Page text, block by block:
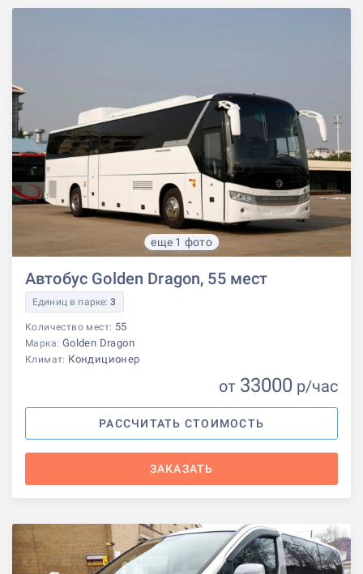
еще 1 фото
Автобус Golden Dragon, 55 мест
Единиц в парке:3
Количество мест: 55
Марка: Golden Dragon
Климат: Кондиционер
от 33000 р/час
РАССЧИТАТЬ СТОИМОСТЬ
ЗАКАЗАТЬ